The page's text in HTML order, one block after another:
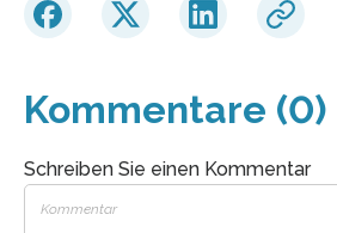
Kommentare (0)
Schreiben Sie einen Kommentar